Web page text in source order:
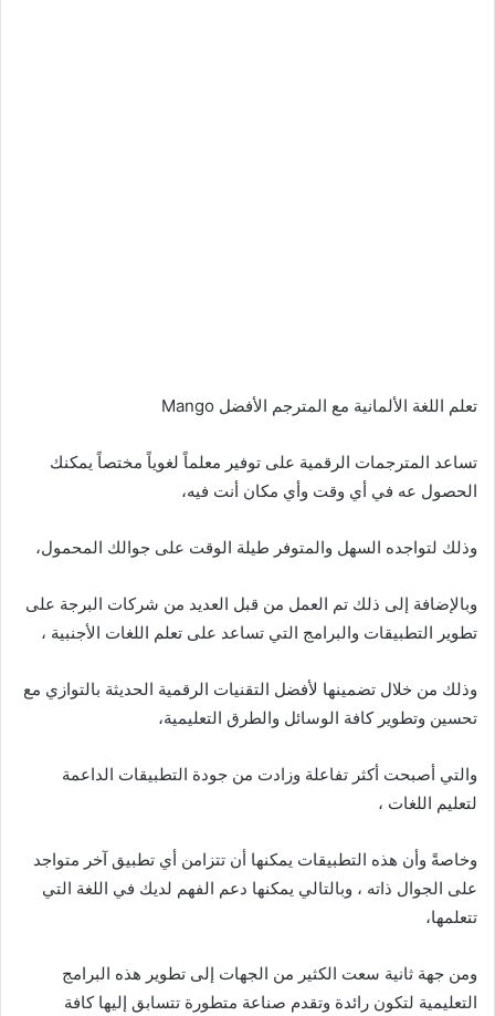
تعلم اللغة الألمانية مع المترجم الأفضل Mango
تساعد المترجمات الرقمية على توفير معلماً لغوياً مختصاً يمكنك
الحصول عه في أي وقت وأي مكان أنت فيه،
وذلك لتواجده السهل والمتوفر طيلة الوقت على جوالك المحمول،
وبالإضافة إلى ذلك تم العمل من قبل العديد من شركات البرجة على
تطوير التطبيقات والبرامج التي تساعد على تعلم اللغات الأجنبية ،
وذلك من خلال تضمينها لأفضل التقنيات الرقمية الحديثة بالتوازي مع
تحسين وتطوير كافة الوسائل والطرق التعليمية،
والتي أصبحت أكثر تفاعلة وزادت من جودة التطبيقات الداعمة
لتعليم اللغات ،
وخاصةً وأن هذه التطبيقات يمكنها أن تتزامن أي تطبيق آخر متواجد
على الجوال ذاته ، وبالتالي يمكنها دعم الفهم لديك في اللغة التي
تتعلمها،
ومن جهة ثانية سعت الكثير من الجهات إلى تطوير هذه البرامج
التعليمية لتكون رائدة وتقدم صناعة متطورة تتسابق إليها كافة